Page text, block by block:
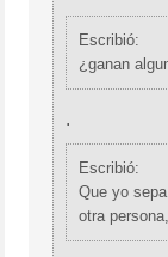
Escribió:
¿ganan
.
Escribió:
Que yo
otra